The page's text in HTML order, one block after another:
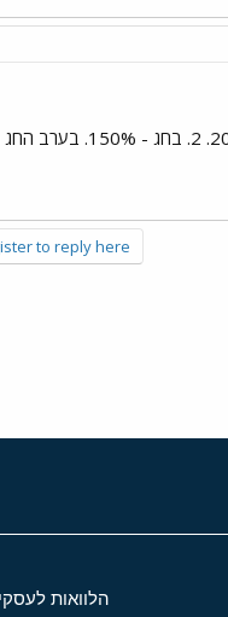
1. על 8 השעות הראשונות - 150%. על השעה התשיעית ועל
to reply here.
הלוואות